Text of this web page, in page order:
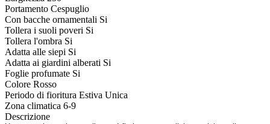
Portamento Cespuglio
Con bacche ornamentali Si
Tollera i suoli poveri Si
Tollera l'ombra Si
Adatta alle siepi Si
Adatta ai giardini alberati Si
Foglie profumate Si
Colore Rosso
Periodo di fioritura Estiva Unica
Zona climatica 6-9
Descrizione